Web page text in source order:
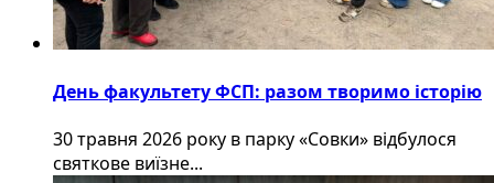
День факультету ФСП: разом творимо історію
30 травня 2026 року в парку «Совки» відбулося
святкове виїзне...